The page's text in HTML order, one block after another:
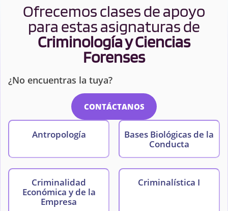
Ofrecemos clases de apoyo
para estas asignaturas de
Criminología y Ciencias
Forenses
¿No encuentras la tuya?
CONTÁCTANOS
Antropología
Bases Biológicas de la
Conducta
Criminalidad
Económica y de la
Empresa
Criminalística I